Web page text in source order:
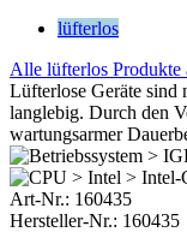
lüfterlos
Alle lüfterlos Produkte
Lüfterlose Geräte sind
langlebig. Durch den
wartungsarmer
Art-Nr.: 160435
Hersteller-Nr.: 160435